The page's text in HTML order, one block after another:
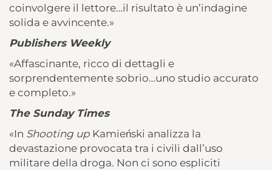
coinvolgere il lettore…il risultato è un’indagine
solida e avvincente.»
Publishers Weekly
«Affascinante, ricco di dettagli e
sorprendentemente sobrio…uno studio accurato
e completo.»
The Sunday Times
«In Shooting up Kamieński analizza la
devastazione provocata tra i civili dall’uso
militare della droga. Non ci sono espliciti